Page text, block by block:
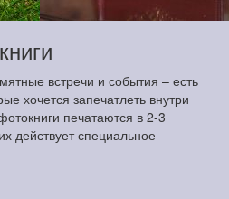
встречи и события – есть
хочется запечатлеть внутри
печатаются в 2-3
действует специальное